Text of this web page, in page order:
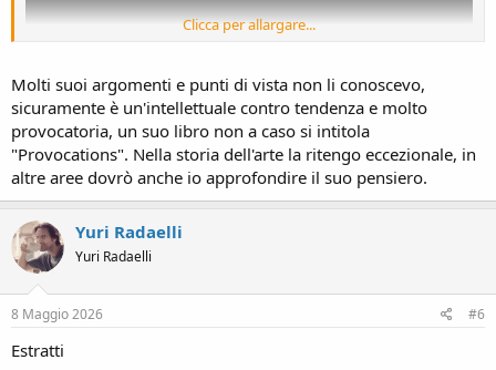
Sono arrivato a metà e ne riassumo alcuni argomenti mettendo tra
parentesi le mie note, che credo possano essere anche sue:
1. Il multiculturalismo è assurdamente passivo e tenta di sostituire
la ragione con l'empatia
2. un tempo c'era un mondo maschile ben separato da quello
femminile, ognuno coi suoi ruoli professionali, sociali e famigliari che
generavano solidarietà intersessuale che generava sicurezza e
felicità; oggi questo mondo si è perso e tante donne si ritrovano
Clicca per allargare...
Molti suoi argomenti e punti di vista non li conoscevo,
sicuramente è un'intellettuale contro tendenza e molto
provocatoria, un suo libro non a caso si intitola
"Provocations". Nella storia dell'arte la ritengo eccezionale, in
altre aree dovrò anche io approfondire il suo pensiero.
Yuri Radaelli
Yuri Radaelli
8 Maggio 2026 #6
Estratti